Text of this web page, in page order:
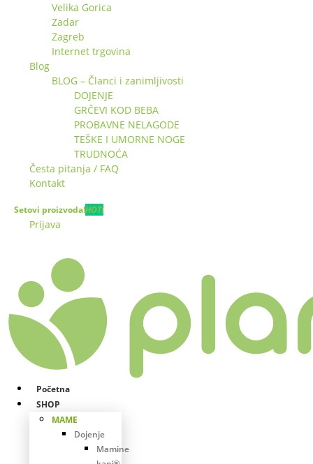
Velika Gorica
Zadar
Zagreb
Internet trgovina
Blog
BLOG – Članci i zanimljivosti
DOJENJE
GRČEVI KOD BEBA
PROBAVNE NELAGODE
TEŠKE I UMORNE NOGE
TRUDNOĆA
Česta pitanja / FAQ
Kontakt
Setovi proizvoda!HOT!
Prijava
Početna
SHOP
MAME
Dojenje
Mamine